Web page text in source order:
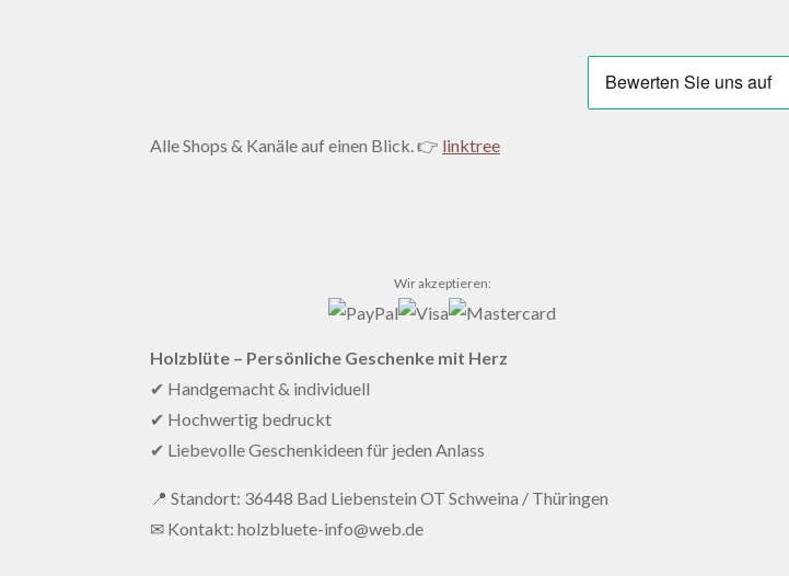
Alle Shops & Kanäle auf einen Blick. 👉 linktree
Wir akzeptieren:
Holzblüte – Persönliche Geschenke mit Herz
✔ Handgemacht & individuell
✔ Hochwertig bedruckt
✔ Liebevolle Geschenkideen für jeden Anlass
📍 Standort: 36448 Bad Liebenstein OT Schweina / Thüringen
✉ Kontakt: holzbluete-info@web.de